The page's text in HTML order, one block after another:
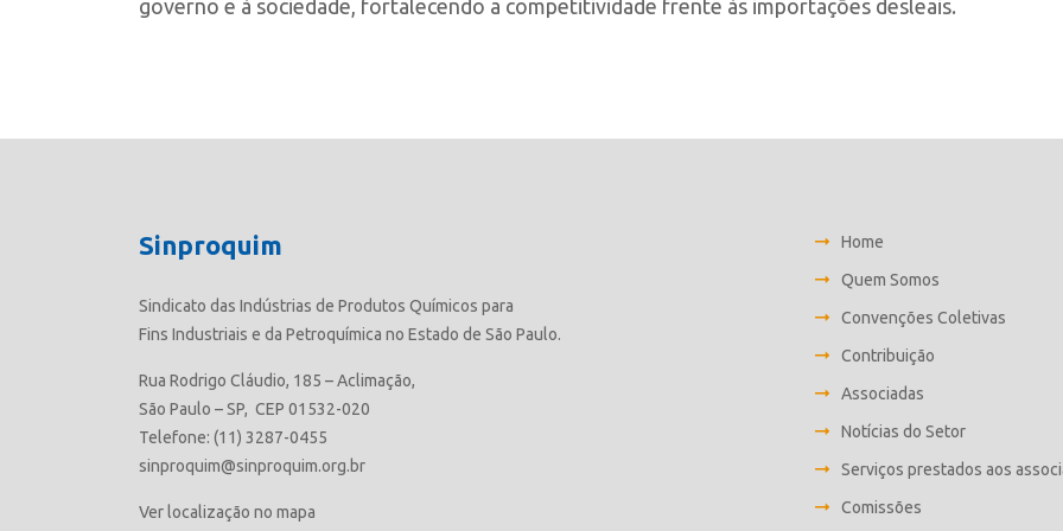
governo e à sociedade, fortalecendo a competitividade frente às importações desleais.
Sinproquim
Sindicato das Indústrias de Produtos Químicos para
Fins Industriais e da Petroquímica no Estado de São Paulo.
Rua Rodrigo Cláudio, 185 – Aclimação,
São Paulo – SP, CEP 01532-020
Telefone: (11) 3287-0455
sinproquim@sinproquim.org.br
Ver localização no mapa
Home
Quem Somos
Convenções Coletivas
Contribuição
Associadas
Notícias do Setor
Serviços prestados aos
Comissões